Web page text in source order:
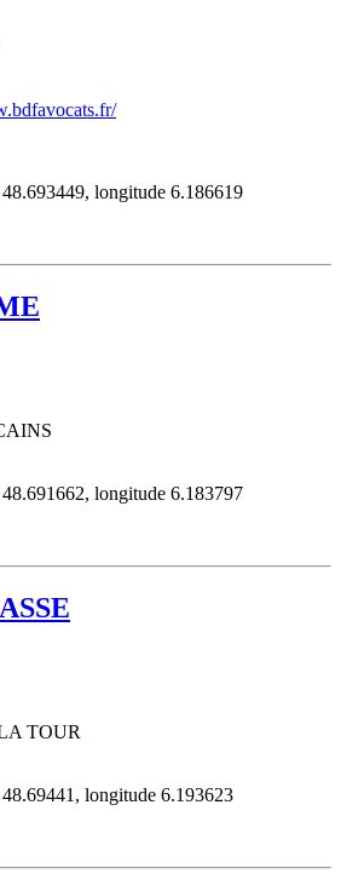
longitude 6.186619
longitude 6.183797
TOUR
longitude 6.193623